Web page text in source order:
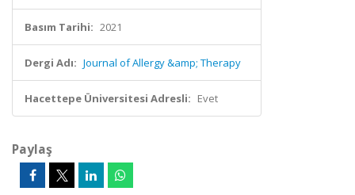
Basım Tarihi: 2021
Dergi Adı: Journal of Allergy &amp; Therapy
Hacettepe Üniversitesi Adresli: Evet
Paylaş